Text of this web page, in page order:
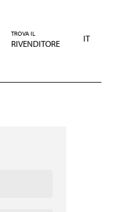
TROVA IL
RIVENDITORE IT